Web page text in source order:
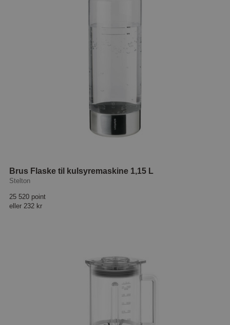
Brus Flaske til kulsyremaskine 1,15 L
Stelton
25 520 point
eller 232 kr